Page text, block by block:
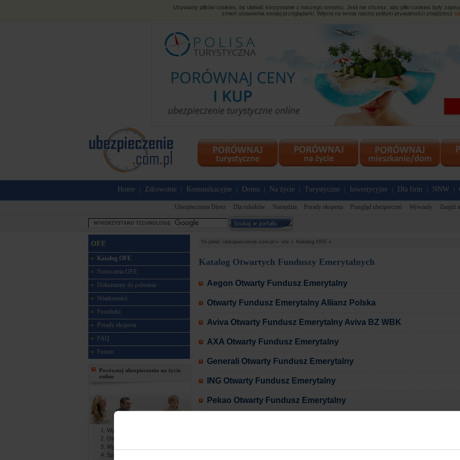
Używamy plików cookies, by ułatwić korzystanie z naszego serwisu. Jeśli nie chcesz, aby pliki cookies były
zmień ustawienia swojej przeglądarki. Więcej na temat naszej polityki prywatności znajdziesz
Home Zdrowotne Komunikacyjne Domu Na życie Turystyczne Inwestycyjne Dla firm NNW
Ubezpieczenia Direct Dla rolników Narzędzia Porady eksperta Przegląd ubezpieczeń Wywiady Znajdź
OFE
Katalog OFE
Notowania OFE
Dokumenty do pobrania
Wiadomości
Poradniki
Porady eksperta
FAQ
Forum
Porównaj ubezpieczenia na życie
online
Wypełniasz formularz online
Otrzymujesz gotowe oferty
Wybierasz najlepszą ofertę
Spotykasz się z agentem
Tu jesteś: ubezpieczenie.com.pl » ofe » Katalog OFE »
Katalog Otwartych Funduszy Emerytalnych
Aegon Otwarty Fundusz Emerytalny
Otwarty Fundusz Emerytalny Allianz Polska
Aviva Otwarty Fundusz Emerytalny Aviva BZ WBK
AXA Otwarty Fundusz Emerytalny
Generali Otwarty Fundusz Emerytalny
ING Otwarty Fundusz Emerytalny
Pekao Otwarty Fundusz Emerytalny